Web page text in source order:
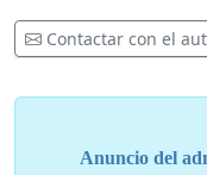
Contactar con el
Anuncio del